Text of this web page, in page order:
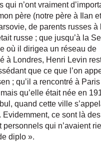
qui n’ont vraiment
père (notre père à Ilan
de parents russes à
russe ; que jusqu’à la
où il dirigea un réseau de
à Londres, Henri Levin
que ce que l’on
; qu’il a rencontré à
qu’elle était née en
quand cette ville
Evidemment, ce sont là
personnels qui n’avaient
diplo ».